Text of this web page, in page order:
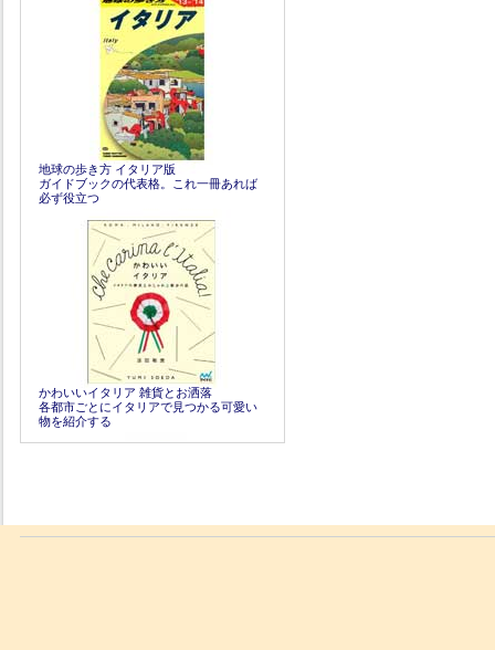
地球の歩き方 イタリア版
ガイドブックの代表格。これ一冊あれば
必ず役立つ
かわいいイタリア 雑貨とお洒落
各都市ごとにイタリアで見つかる可愛い
物を紹介する